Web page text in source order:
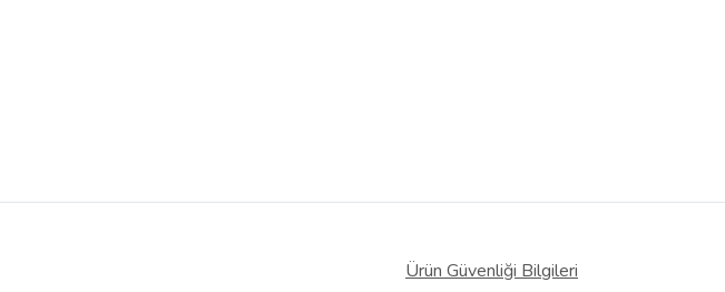
Ürün Güvenliği Bilgileri